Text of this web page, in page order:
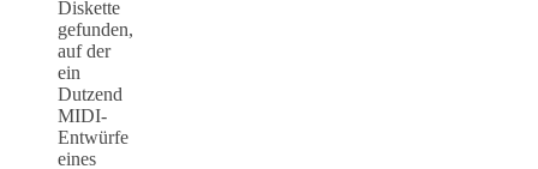
Diskette
gefunden,
auf der
ein
Dutzend
MIDI-
Entwürfe
eines